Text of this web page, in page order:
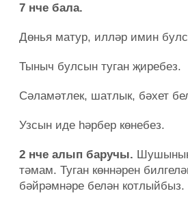
7 нче бала.
Дөнья матур, илләр имин
Тыныч булсын туган җиребез.
Сәламәтлек, шатлык, бәхет
Узсын иде һәрбер көнебез.
2 нче алып баручы. Шушының
тәмам. Туган көннәрен
бәйрәмнәре белән котлыйбыз.